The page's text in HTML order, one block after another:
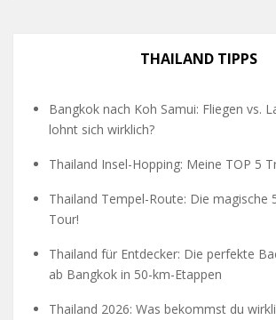
THAILAND TIPPS
Bangkok nach Koh Samui: Fliegen vs.
lohnt sich wirklich?
Thailand Insel-Hopping: Meine TOP 5
Thailand Tempel-Route: Die magische
Tour!
Thailand für Entdecker: Die perfekte
ab Bangkok in 50-km-Etappen
Thailand 2026: Was bekommst du